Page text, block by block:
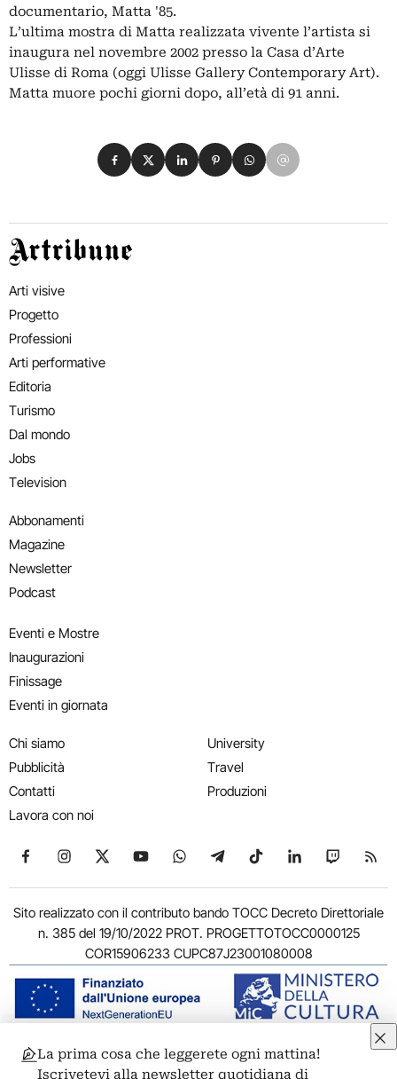
documentario, Matta '85.
L’ultima mostra di Matta realizzata vivente l’artista si
inaugura nel novembre 2002 presso la Casa d’Arte
Ulisse di Roma (oggi Ulisse Gallery Contemporary Art).
Matta muore pochi giorni dopo, all’età di 91 anni.
Condividi su Facebook
Condividi su X
Condividi su LinkedIn
Condividi su Pinterest
Condividi su WhatsApp
Condividi su Email
Artribune
Arti visive
Progetto
Professioni
Arti performative
Editoria
Turismo
Dal mondo
Jobs
Television
Abbonamenti
Magazine
Newsletter
Podcast
Eventi e Mostre
Inaugurazioni
Finissage
Eventi in giornata
Chi siamo
Pubblicità
Contatti
Lavora con noi
University
Travel
Produzioni
Seguici su Facebook
Seguici su Instagram
Seguici su X
Seguici su YouTube
Seguici su WhatsApp
Seguici su Telegram
Seguici su TikTok
Seguici su
Seguici
Sito realizzato con il contributo bando TOCC Decreto Direttoriale
n. 385 del 19/10/2022 PROT. PROGETTOTOCC0000125
COR15906233 CUPC87J23001080008
© 2011-2026 ARTRIBUNE srl – Corso Vittorio Emanuele II, 287 –
La prima cosa che leggerete ogni mattina!
Iscrivetevi alla newsletter quotidiana di